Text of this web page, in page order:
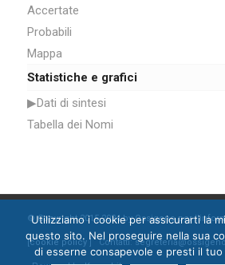
Accertate
Probabili
Mappa
Statistiche e grafici
▶Dati di sintesi
Tabella dei Nomi
© Copyright 2015-2024 by Ossigeno per
[cookie policy ] Contatti:
Utilizziamo i cookie per assicurarti la
questo sito. Nel proseguire nella sua
di esserne consapevole e presti il